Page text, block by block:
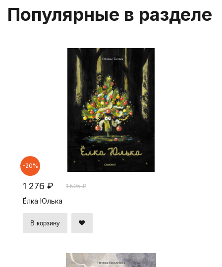
Популярные в разделе
-20%
1 276 ₽ 1 595 ₽
Ёлка Юлька
В корзину